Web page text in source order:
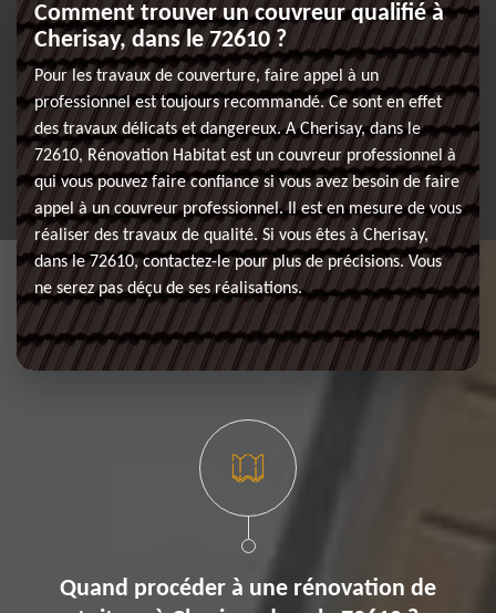
Comment trouver un couvreur qualifié à
Cherisay, dans le 72610 ?
Pour les travaux de couverture, faire appel à un
professionnel est toujours recommandé. Ce sont en effet
des travaux délicats et dangereux. A Cherisay, dans le
72610, Rénovation Habitat est un couvreur professionnel à
qui vous pouvez faire confiance si vous avez besoin de faire
appel à un couvreur professionnel. Il est en mesure de vous
réaliser des travaux de qualité. Si vous êtes à Cherisay,
dans le 72610, contactez-le pour plus de précisions. Vous
ne serez pas déçu de ses réalisations.
Quand procéder à une rénovation de